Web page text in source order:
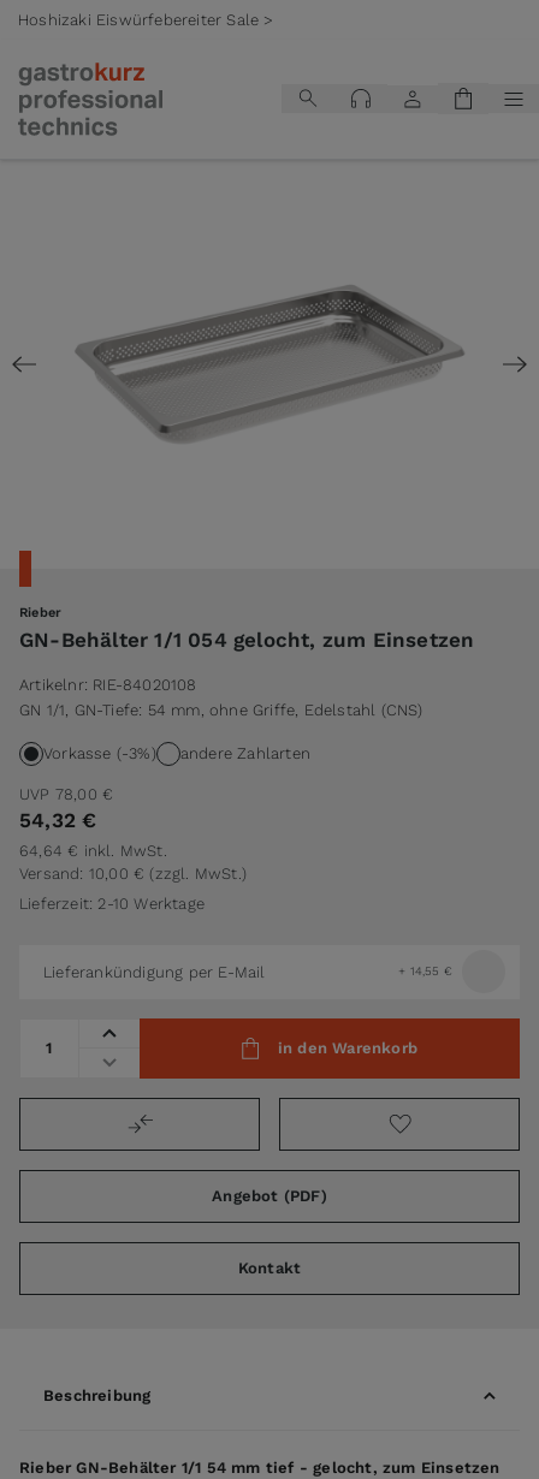
Hoshizaki Eiswürfebereiter Sale >
Rieber
GN-Behälter 1/1 054 gelocht, zum Einsetzen
Artikelnr: RIE-84020108
GN 1/1, GN-Tiefe: 54 mm, ohne Griffe, Edelstahl (CNS)
Vorkasse (-3%) andere Zahlarten
UVP 78,00 €
54,32 €
64,64 € inkl. MwSt.
Versand: 10,00 € (zzgl. MwSt.)
Lieferzeit: 2-10 Werktage
Lieferankündigung per E-Mail + 14,55 €
in den Warenkorb
Angebot (PDF)
Kontakt
Beschreibung
Rieber GN-Behälter 1/1 54 mm tief - gelocht, zum Einsetzen